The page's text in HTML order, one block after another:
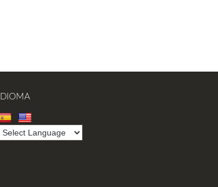
IDIOMA